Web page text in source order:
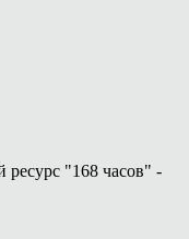
"168 часов" -